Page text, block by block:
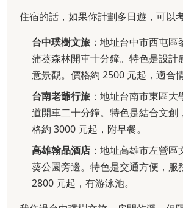
住宿的話，如果你計劃多日遊，可以
台中璞樹文旅 ：地址台中市西屯
蒲葵森林開車十分鐘。特色是設計
意景觀。價格約 2500 元起，適合
台南老爺行旅 ：地址台南市東區
道開車二十分鐘。特色是結合文創
格約 3000 元起，附早餐。
高雄翰品酒店 ：地址高雄市左營
葵公園旁邊。特色是交通方便，服
2800 元起，有游泳池。